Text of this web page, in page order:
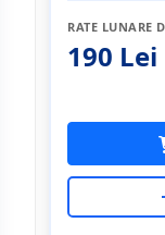
RATE LUNARE
190 Lei